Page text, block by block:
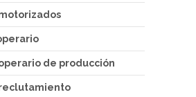
de producción